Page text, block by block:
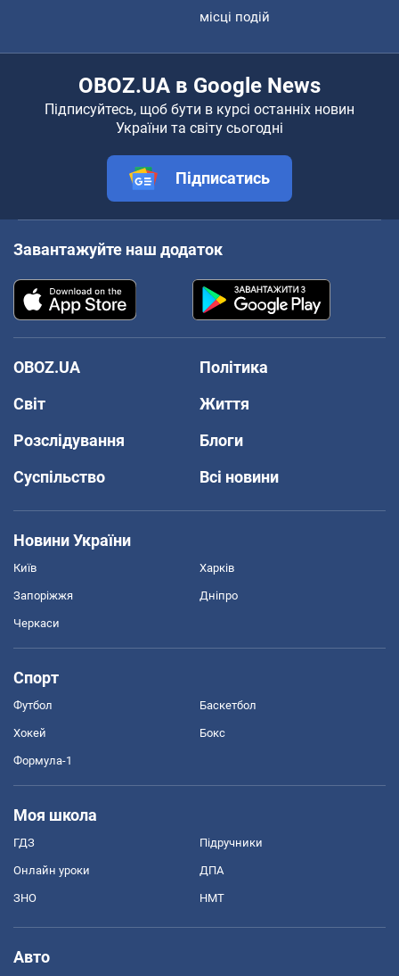
місці подій
OBOZ.UA в Google News
Підписуйтесь, щоб бути в курсі останніх новин
України та світу сьогодні
Підписатись
Завантажуйте наш додаток
OBOZ.UA
Політика
Світ
Життя
Розслідування
Блоги
Суспільство
Всі новини
Новини України
Київ Харків
Запоріжжя Дніпро
Черкаси
Спорт
Футбол Баскетбол
Хокей Бокс
Формула-1
Моя школа
ГДЗ Підручники
Онлайн уроки ДПА
ЗНО НМТ
Авто